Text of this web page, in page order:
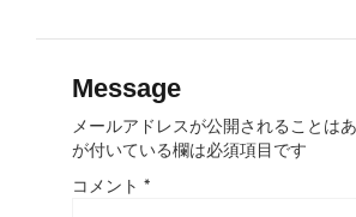
Message
メールアドレスが公開されることはあ
が付いている欄は必須項目です
コメント *